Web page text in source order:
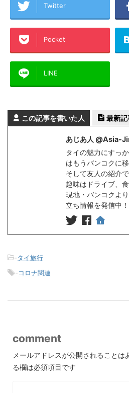
Twitter
Pocket
LINE
この記事を書いた人 最新記
あじあ人 @Asia-
タイの魅力にすっ
はもうバンコクに
そして友人の紹介
趣味はドライブ、
現地・バンコクよ
立ち情報を発信中！
-タイ旅行
-コロナ関連
comment
メールアドレスが公開されることは
る欄は必須項目です